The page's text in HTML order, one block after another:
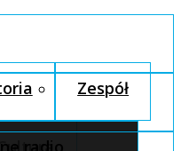
Zespół
radio